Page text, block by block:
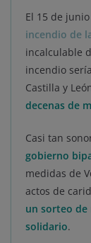
El 15 de
incendio de
incalculable
incendio
Castilla y
decenas de
Casi tan
gobierno
medidas de
actos de
un sorteo
solidario.